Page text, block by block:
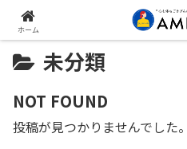
未分類
NOT FOUND
投稿が見つかりませんでした。
ホーム